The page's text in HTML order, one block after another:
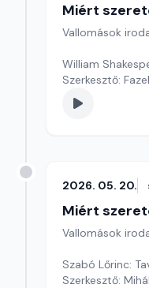
Miért
Vallomások
William
Szerkesztő:
2026. 05. 20.
Miért
Vallomások
Szabó Lőrinc:
Szerkesztő: